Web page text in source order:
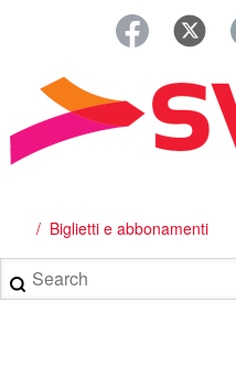
principale
Briciole
di
pane
Biglietti e abbonamenti
Search